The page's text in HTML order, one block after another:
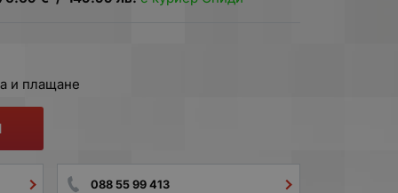
и плащане
088 55 99 413